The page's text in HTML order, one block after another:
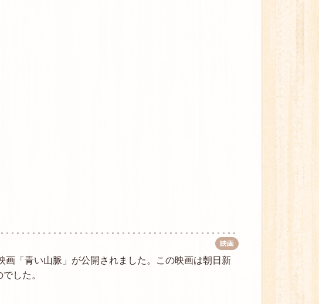
映画
「青い山脈」が公開されました。この映画は朝日新
した。